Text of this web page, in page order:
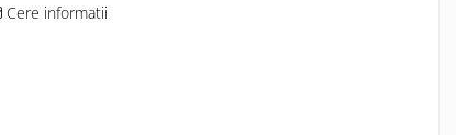
Cere informatii